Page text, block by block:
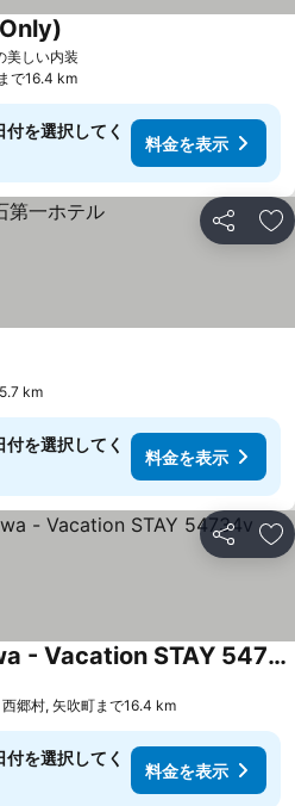
美しい内装
で16.4 km
を選択してく
料金を表示
シェア お
km
を選択してく
料金を表示
シェア お
Smile Hotel Shirakawa - Vacation STAY 54734v
西郷村, 矢吹町まで16.4 km
を選択してく
料金を表示